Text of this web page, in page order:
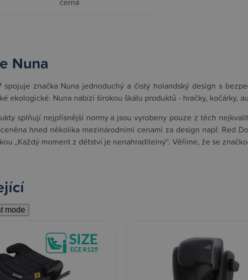
Nuna
spojuje značka Nuna jednoduchý a čistý holandský design s
ekologické. Nuna nabízí širokou škálu produktů - hračky, kočárky,
splňují nejpřísnější normy a jsou vyrobeny pouze z těch
hned několika mezinárodními cenami za design např. Red
„Každý moment z dětství je nenahraditelný“. Věříme, že se
mode